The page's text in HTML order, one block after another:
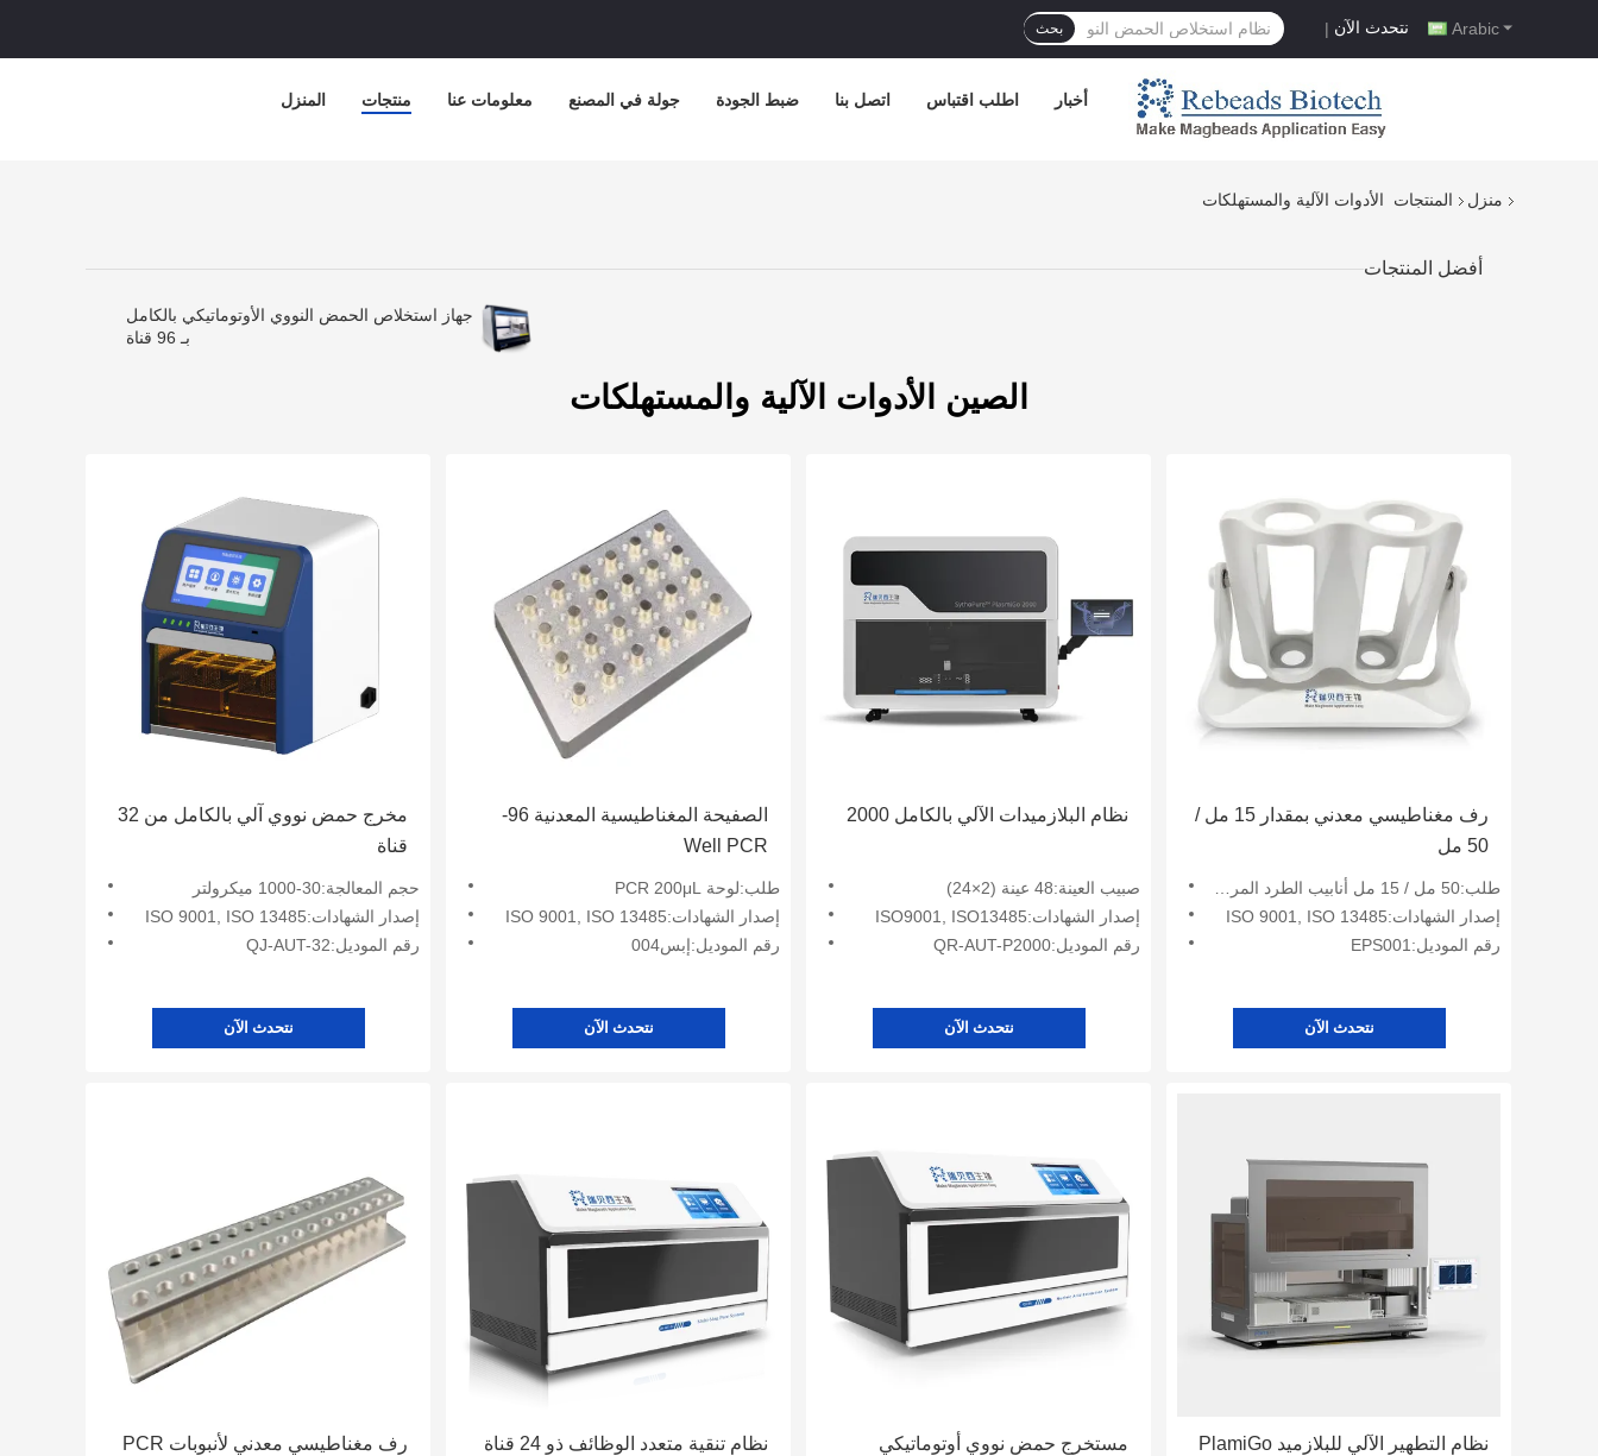
Arabic نتحدث الآن | بحث
المنزل منتجات معلومات عنا جولة في المصنع ضبط الجودة اتصل بنا اطلب اقتباس أخبار
منزل المنتجات الأدوات الآلية والمستهلكات
أفضل المنتجات
جهاز استخلاص الحمض النووي الأوتوماتيكي بالكامل
بـ 96 قناة
الصين الأدوات الآلية والمستهلكات
مخرج حمض نووي آلي بالكامل من 32
قناة
حجم المعالجة:30-1000 ميكرولتر
إصدار الشهادات:ISO 9001, ISO 13485
رقم الموديل:QJ-AUT-32
نتحدث الآن
الصفيحة المغناطيسية المعدنية 96-
Well PCR
طلب:لوحة PCR 200μL
إصدار الشهادات:ISO 9001, ISO 13485
رقم الموديل:إبس004
نتحدث الآن
نظام البلازميدات الآلي بالكامل 2000
صبيب العينة:48 عينة (2×24)
إصدار الشهادات:ISO9001, ISO13485
رقم الموديل:QR-AUT-P2000
نتحدث الآن
رف مغناطيسي معدني بمقدار 15 مل /
50 مل
طلب:50 مل / 15 مل أنابيب الطرد المركزي
إصدار الشهادات:ISO 9001, ISO 13485
رقم الموديل:EPS001
نتحدث الآن
رف مغناطيسي معدني لأنبوبات PCR
نظام تنقية متعدد الوظائف ذو 24 قناة
مستخرج حمض نووي أوتوماتيكي
نظام التطهير الآلي للبلازميد PlamiGo